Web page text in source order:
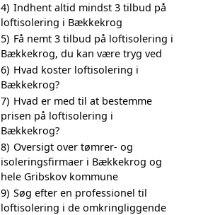
4) Indhent altid mindst 3 tilbud på
loftisolering i Bækkekrog
5) Få nemt 3 tilbud på loftisolering i
Bækkekrog, du kan være tryg ved
6) Hvad koster loftisolering i
Bækkekrog?
7) Hvad er med til at bestemme
prisen på loftisolering i
Bækkekrog?
8) Oversigt over tømrer- og
isoleringsfirmaer i Bækkekrog og
hele Gribskov kommune
9) Søg efter en professionel til
loftisolering i de omkringliggende